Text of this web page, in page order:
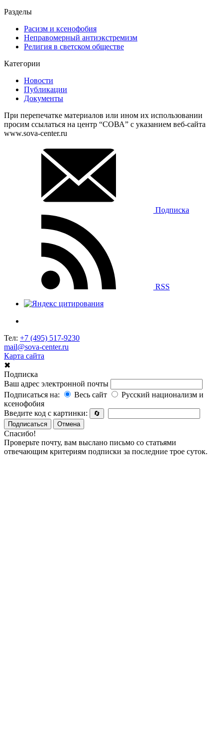
Разделы
Расизм и ксенофобия
Неправомерный антиэкстремизм
Религия в светском обществе
Категории
Новости
Публикации
Документы
При перепечатке материалов или ином их использовании
просим ссылаться на центр “СОВА” с указанием веб-сайта
www.sova-center.ru
Подписка
RSS
Тел: +7 (495) 517-9230
mail@sova-center.ru
Карта сайта
✖
Подписка
Ваш адрес электронной почты
Подписаться на:
Весь сайт
Русский национализм и
ксенофобия
Введите код с картинки:
🔄
Подписаться
Отмена
Спасибо!
Проверьте почту, вам выслано письмо со статьями
отвечающим критериям подписки за последние трое суток.